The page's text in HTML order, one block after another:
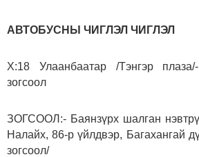
АВТОБУСНЫ ЧИГЛЭЛ ЧИГЛЭЛ
Х:18 Улаанбаатар /Тэнгэр плаза/-
зогсоол
ЗОГСООЛ:- Баянзүрх шалган
Налайх, 86-р үйлдвэр, Багахангай
зогсоол/